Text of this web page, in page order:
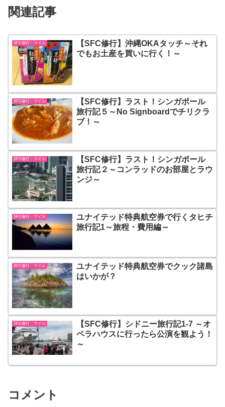
関連記事
SFC修行・マイル
【SFC修行】沖縄OKAタッチ～それ
でもお土産を買いに行く！～
SFC修行・マイル
【SFC修行】ラスト！シンガポール
旅行記５～No Signboardでチリクラ
ブ！～
SFC修行・マイル
【SFC修行】ラスト！シンガポール
旅行記２～コンラッドのお部屋とラウ
ンジ～
SFC修行・マイル
ユナイテッド特典航空券で行くタヒチ
旅行記1～旅程・費用編～
SFC修行・マイル
ユナイテッド特典航空券でクック諸島
はいかが？
SFC修行・マイル
【SFC修行】シドニー旅行記1-7 ～オ
ペラハウスに行ったら公演を観よう！
～
コメント